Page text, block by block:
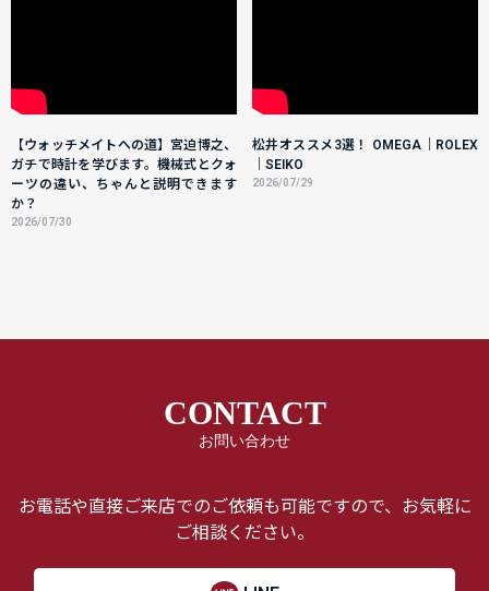
【ウォッチメイトへの道】宮迫博之、
ガチで時計を学びます。機械式とクォ
ーツの違い、ちゃんと説明できます
か？
2026/07/30
松井オススメ3選！ OMEGA｜ROLEX
｜SEIKO
2026/07/29
CONTACT
お問い合わせ
お電話や直接ご来店でのご依頼も可能ですので、お気軽に
ご相談ください。